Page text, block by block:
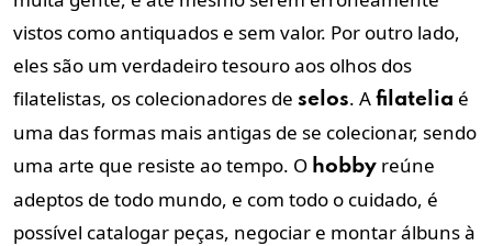
vistos como antiquados e sem valor. Por outro lado,
eles são um verdadeiro tesouro aos olhos dos
filatelistas, os colecionadores de selos. A filatelia é
uma das formas mais antigas de se colecionar, sendo
uma arte que resiste ao tempo. O hobby reúne
adeptos de todo mundo, e com todo o cuidado, é
possível catalogar peças, negociar e montar álbuns à